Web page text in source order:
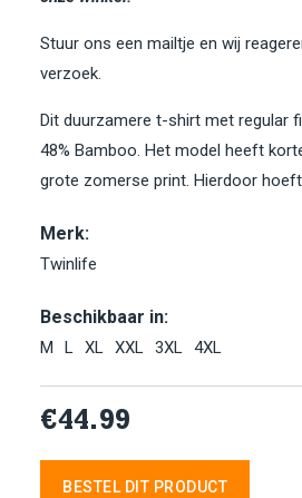
Stuur ons een mailtje en wij
verzoek.
Dit duurzamere t-shirt met regular
48% Bamboo. Het model heeft
grote zomerse print. Hierdoor
Merk:
Twinlife
Beschikbaar in:
M L XL XXL 3XL 4XL
€44.99
BESTEL DIT PRODUCT